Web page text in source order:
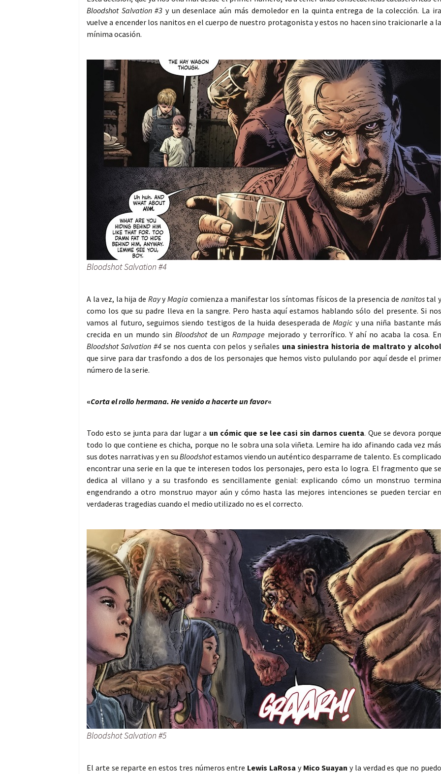
Bloodshot Salvation #3 y un desenlace aún más demoledor en la quinta entrega de la colección. La ira
vuelve a encender los nanitos en el cuerpo de nuestro protagonista y estos no hacen sino traicionarle a la
mínima ocasión.
Bloodshot Salvation #4
A la vez, la hija de RayyMagia comienza a manifestar los síntomas físicos de la presencia de nanitostal y
como los que su padre lleva en la sangre. Pero hasta aquí estamos hablando sólo del presente. Si nos
vamos al futuro, seguimos siendo testigos de la huida desesperada deMagic y una niña bastante más
crecida en un mundo sin Bloodshotde un Rampagemejorado y terrorífico. Y ahí no acaba la cosa. En
Bloodshot Salvation #4se nos cuenta con pelos y señales una siniestra historia de maltrato y alcohol
que sirve para dar trasfondo a dos de los personajes que hemos visto pululando por aquí desde el primer
número de la serie.
«Corta el rollo hermana. He venido a hacerte un favor«
Todo esto se junta para dar lugar a un cómic que se lee casi sin darnos cuenta. Que se devora porque
todo lo que contiene es chicha, porque no le sobra una sola viñeta. Lemire ha ido afinando cada vez más
sus dotes narrativas y en su Bloodshotestamos viendo un auténtico desparrame de talento. Es complicado
encontrar una serie en la que te interesen todos los personajes, pero esta lo logra. El fragmento que se
dedica al villano y a su trasfondo es sencillamente genial: explicando cómo un monstruo termina
engendrando a otro monstruo mayor aún y cómo hasta las mejores intenciones se pueden terciar en
verdaderas tragedias cuando el medio utilizado no es el correcto.
Bloodshot Salvation #5
El arte se reparte en estos tres números entre Lewis LaRosa y Mico Suayan y la verdad es que no puedo